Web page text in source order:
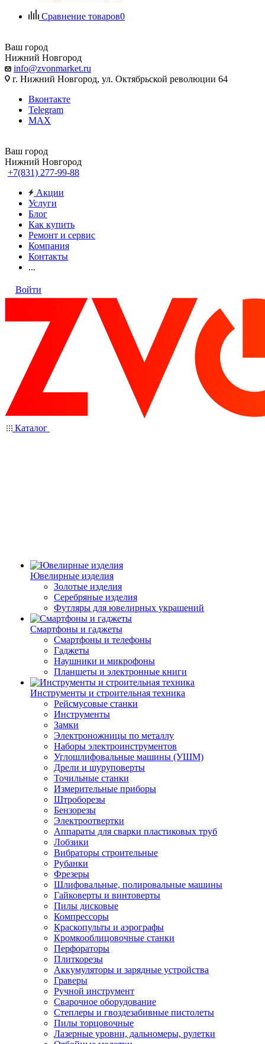
Сравнение товаров0
Ваш город
Нижний Новгород
info@zvonmarket.ru
г. Нижний Новгород, ул. Октябрьской революции 64
Вконтакте
Telegram
MAX
Ваш город
Нижний Новгород
+7(831) 277-99-88
Акции
Услуги
Блог
Как купить
Ремонт и сервис
Компания
Контакты
...
Войти
Каталог
Ювелирные изделия
Золотые изделия
Серебряные изделия
Футляры для ювелирных украшений
Смартфоны и гаджеты
Смартфоны и телефоны
Гаджеты
Наушники и микрофоны
Планшеты и электронные книги
Инструменты и строительная техника
Рейсмусовые станки
Инструменты
Замки
Электроножницы по металлу
Наборы электроинструментов
Углошлифовальные машины (УШМ)
Дрели и шуруповерты
Точильные станки
Измерительные приборы
Штроборезы
Бензорезы
Электроотвертки
Аппараты для сварки пластиковых труб
Лобзики
Вибраторы строительные
Рубанки
Фрезеры
Шлифовальные, полировальные машины
Гайковерты и винтоверты
Пилы дисковые
Компрессоры
Краскопульты и аэрографы
Кромкооблицовочные станки
Перфораторы
Плиткорезы
Аккумуляторы и зарядные устройства
Граверы
Ручной инструмент
Сварочное оборудование
Степлеры и гвоздезабивные пистолеты
Пилы торцовочные
Лазерные уровни, дальномеры, рулетки